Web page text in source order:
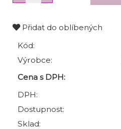
Přidat do oblíbených
Kód:
Výrobce:
Cena s DPH:
DPH:
Dostupnost:
Sklad: